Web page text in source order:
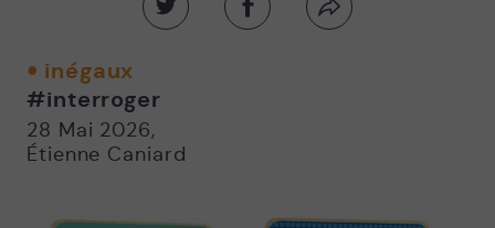
Partager
Partager
Partager
inégaux
#interroger
28 Mai 2026,
Étienne Caniard